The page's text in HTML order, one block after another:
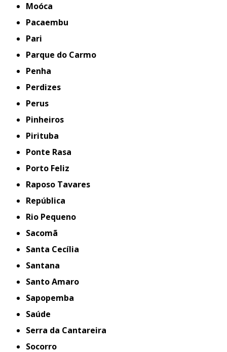
Moóca
Pacaembu
Pari
Parque do Carmo
Penha
Perdizes
Perus
Pinheiros
Pirituba
Ponte Rasa
Porto Feliz
Raposo Tavares
República
Rio Pequeno
Sacomã
Santa Cecília
Santana
Santo Amaro
Sapopemba
Saúde
Serra da Cantareira
Socorro